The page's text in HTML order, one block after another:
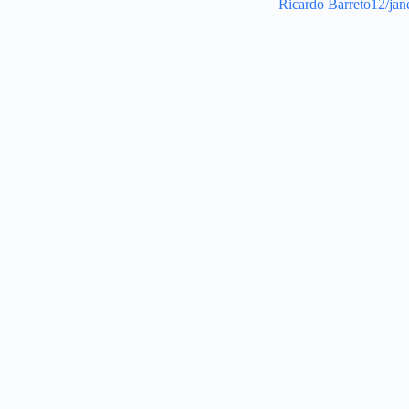
Ricardo Barreto12/